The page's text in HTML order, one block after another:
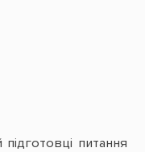
питання